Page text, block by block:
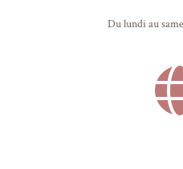
Du lundi au